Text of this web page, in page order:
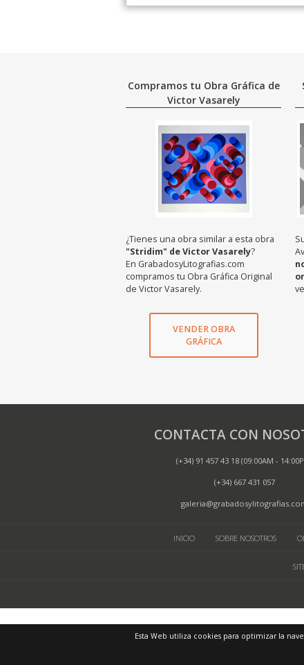
Compramos tu Obra Gráfica de
Victor Vasarely
¿Tienes una obra similar a esta obra
"Stridim" de Victor Vasarely?
En GrabadosyLitografias.com
compramos tu Obra Gráfica Original
de Victor Vasarely.
VENDER OBRA
GRÁFICA
CONTACTA CON
(+34) 91 457 43 18 (09:00AM -
(+34) 667 431 057
INICIO SOBRE NOSOTROS
Esta Web utiliza cookies para optimizar la